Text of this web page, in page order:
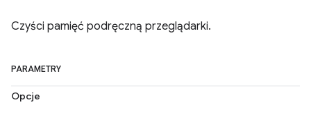
Czyści pamięć podręczną przeglądarki.
PARAMETRY
Opcje